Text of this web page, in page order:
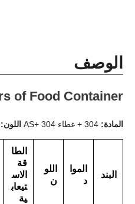
الوصف
of Food Container
المادة: اللون:
البند
الموا
د
اللو
ن
الطا
قة
الاس
تيعاب
ية